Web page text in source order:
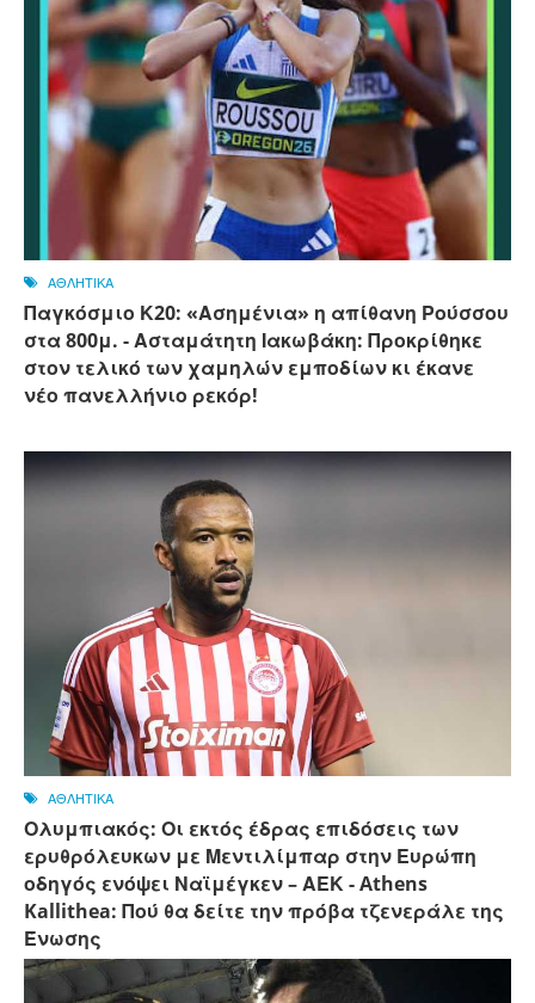
ΑΘΛΗΤΙΚΑ
Παγκόσμιο Κ20: «Ασημένια» η απίθανη Ρούσσου
στα 800μ. - Ασταμάτητη Ιακωβάκη: Προκρίθηκε
στον τελικό των χαμηλών εμποδίων κι έκανε
νέο πανελλήνιο ρεκόρ!
ΑΘΛΗΤΙΚΑ
Ολυμπιακός: Οι εκτός έδρας επιδόσεις των
ερυθρόλευκων με Μεντιλίμπαρ στην Ευρώπη
οδηγός ενόψει Ναϊμέγκεν – ΑΕΚ - Athens
Kallithea: Πού θα δείτε την πρόβα τζενεράλε της
Ένωσης